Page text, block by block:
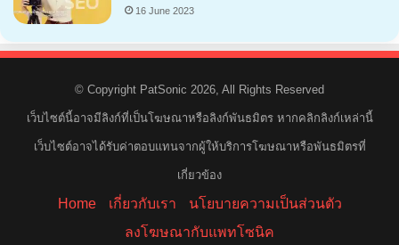
16 June 2023
© Copyright PatSonic 2026, All Rights Reserved
เว็บไซต์นี้อาจมีลิงก์ที่เป็นโฆษณาหรือลิงก์พันธมิตร หากคลิกลิงก์เหล่านี้
เว็บไซต์อาจได้รับค่าตอบแทนจากผู้ให้บริการโฆษณาหรือพันธมิตรที่
เกี่ยวข้อง
Home เกี่ยวกับเรา
นโยบายความเป็นส่วนตัว
ลงโฆษณากับแพทโซนิค